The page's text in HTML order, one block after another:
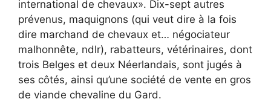
international de chevaux». Dix-sept autres
prévenus, maquignons (qui veut dire à la fois
dire marchand de chevaux et… négociateur
malhonnête, ndlr), rabatteurs, vétérinaires, dont
trois Belges et deux Néerlandais, sont jugés à
ses côtés, ainsi qu’une société de vente en gros
de viande chevaline du Gard.